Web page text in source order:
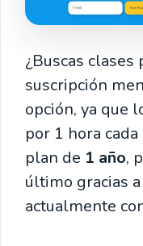
¿Buscas
suscripción
opción, ya que
por 1 hora
plan de 1 año,
último gracias
actualmente